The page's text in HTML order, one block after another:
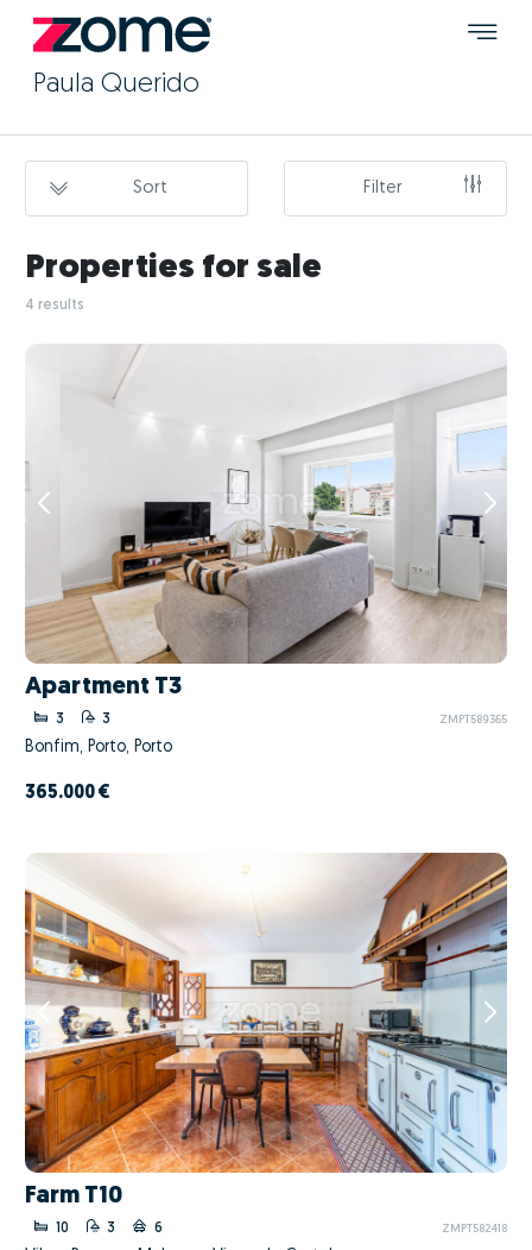
Paula Querido
Sort Filter
Properties for sale
4 results
Apartment T3
3 3 ZMPT589365
Bonfim, Porto, Porto
365.000 €
Farm T10
10 3 6 ZMPT582418